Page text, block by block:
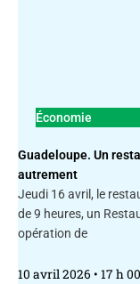
Économie
Guadeloupe. Un
autrement
Jeudi 16 avril, le
de 9 heures, un
opération de
10 avril 2026 17 h